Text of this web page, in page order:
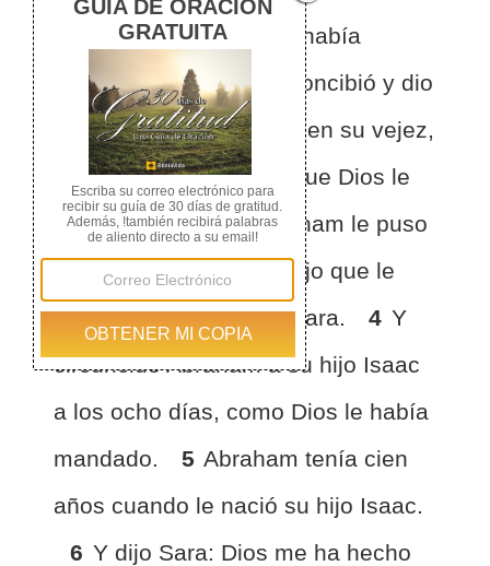
SEÑOR por Sara como había
prometido.
2
Y Sara concibió y dio
a luz un hijo a Abraham en su vejez,
en el tiempo señalado que Dios le
había dicho.
3 Y Abraham le puso
el nombre de Isaac al hijo que le
nació, que le dio a luz Sara.
4 Y
circuncidó Abraham a su hijo Isaac
a los ocho días, como Dios le había
mandado.
5 Abraham tenía cien
años cuando le nació su hijo Isaac.
6 Y dijo Sara: Dios me ha hecho